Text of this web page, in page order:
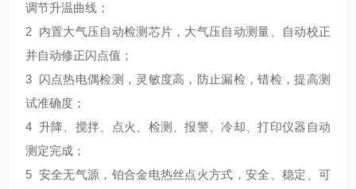
调节升温曲线；
2 内置大气压自动检测芯片，大气压自动测量、自动校正
并自动修正闪点值；
3 闪点热电偶检测，灵敏度高，防止漏检，错检，提高测
试准确度；
4 升降、搅拌、点火、检测、报警、冷却、打印仪器自动
测定完成；
5 安全无气源，铂合金电热丝点火方式，安全、稳定、可